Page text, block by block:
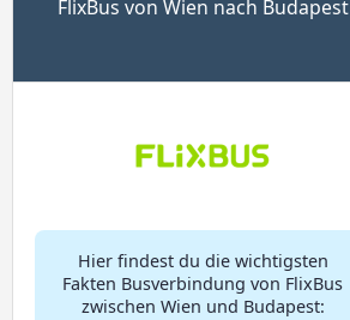
FlixBus von Wien nach Budapest
Hier findest du die wichtigsten
Fakten Busverbindung von FlixBus
zwischen Wien und Budapest: